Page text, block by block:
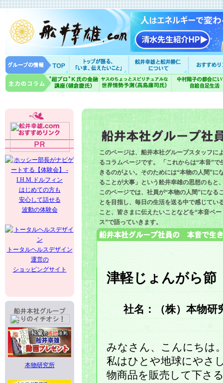
はじめての方も
安心して話せる
波動の体験会
トータルヘルスデザイン
運営の
ショッピングサイト
本物研究所
このページは、船井本社グループスタッフに
るコラムページです。 「これからは“本音”で
きるのがよい。そのためには“本物の人間”に
ることが大事」という舩井幸雄の思想のもと
このページでは、社員が“本物の人間”になる
とを目指し、毎日の生活を送る中で感じてい
こと、皆さまに伝えたいことなどを“本音ベー
ス”で語っていきます。
津軽じょんがら節
社名：（株）本物
みなさん、こんにちは
私はひとや地球にやさ
物商品を販売して下さ